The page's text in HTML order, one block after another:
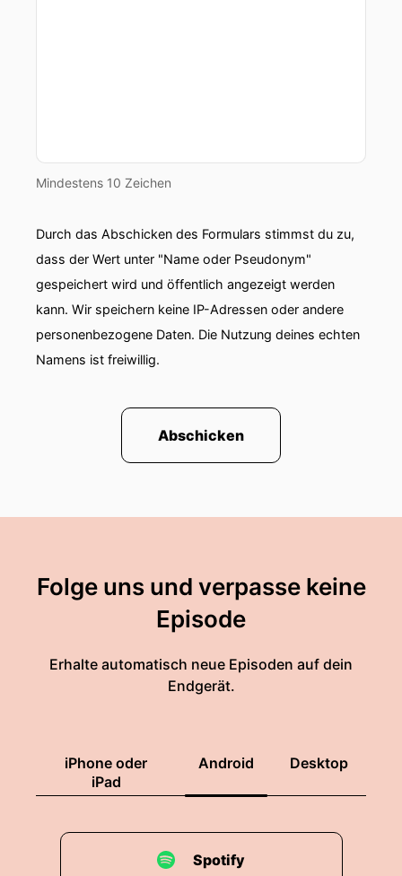
Mindestens 10 Zeichen
Durch das Abschicken des Formulars stimmst du zu,
dass der Wert unter "Name oder Pseudonym"
gespeichert wird und öffentlich angezeigt werden
kann. Wir speichern keine IP-Adressen oder andere
personenbezogene Daten. Die Nutzung deines echten
Namens ist freiwillig.
Abschicken
Folge uns und verpasse keine
Episode
Erhalte automatisch neue Episoden auf dein
Endgerät.
iPhone oder
iPad
Android Desktop
Spotify